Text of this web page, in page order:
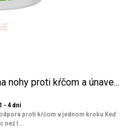
nohy proti kŕčom a únave...
- 4 dní
proti kŕčom v jednom kroku Keď
než l...